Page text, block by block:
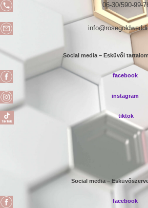
06-30/590-99-
Social media – Esküvői
facebook
instagram
tiktok
Social media –
facebook